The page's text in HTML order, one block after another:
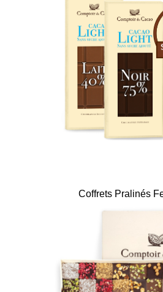
Coffrets Pralinés